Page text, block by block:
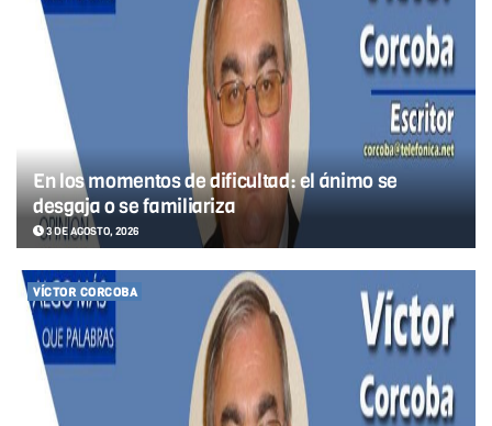
En los momentos de dificultad: el ánimo se
desgaja o se familiariza
3 DE AGOSTO, 2026
VÍCTOR CORCOBA